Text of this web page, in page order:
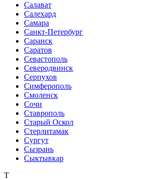
Салават
Салехард
Самара
Санкт-Петербург
Саранск
Саратов
Севастополь
Северодвинск
Серпухов
Симферополь
Смоленск
Сочи
Ставрополь
Старый Оскол
Стерлитамак
Сургут
Сызрань
Сыктывкар
Т